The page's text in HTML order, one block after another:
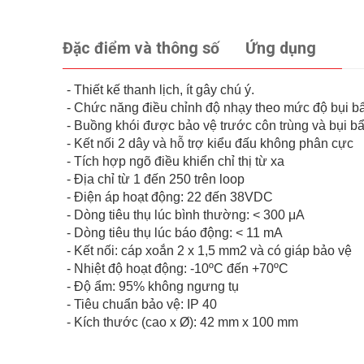
Đặc điểm và thông số Ứng dụng
- Thiết kế thanh lịch, ít gây chú ý.
- Chức năng điều chỉnh độ nhạy theo mức độ bụi
- Buồng khói được bảo vệ trước côn trùng và bụi
- Kết nối 2 dây và hỗ trợ kiểu đấu không phân cực
- Tích hợp ngõ điều khiển chỉ thị từ xa
- Địa chỉ từ 1 đến 250 trên loop
- Điện áp hoạt động: 22 đến 38VDC
- Dòng tiêu thụ lúc bình thường: < 300 μA
- Dòng tiêu thụ lúc báo động: < 11 mA
- Kết nối: cáp xoắn 2 x 1,5 mm2 và có giáp bảo vệ
- Nhiệt độ hoạt động: -10ºC đến +70ºC
- Độ ẩm: 95% không ngưng tụ
- Tiêu chuẩn bảo vệ: IP 40
- Kích thước (cao x Ø): 42 mm x 100 mm